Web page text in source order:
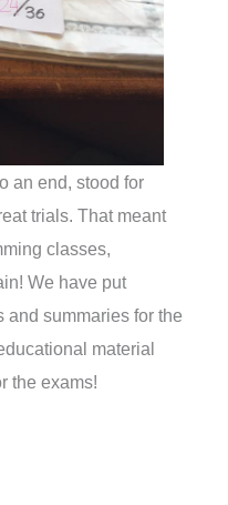
an end, stood for
trials. That meant
classes,
We have put
and summaries for the
material
the exams!